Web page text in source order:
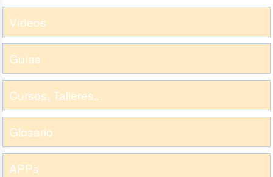
Vídeos
Guías
Cursos, Talleres...
Glosario
APPs